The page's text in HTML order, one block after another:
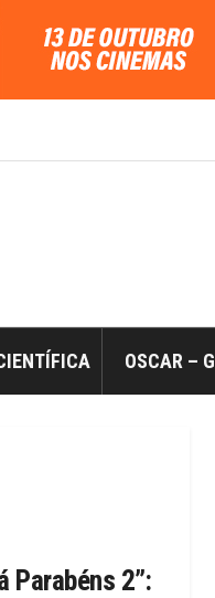
OSCAR –
Parabéns 2”: